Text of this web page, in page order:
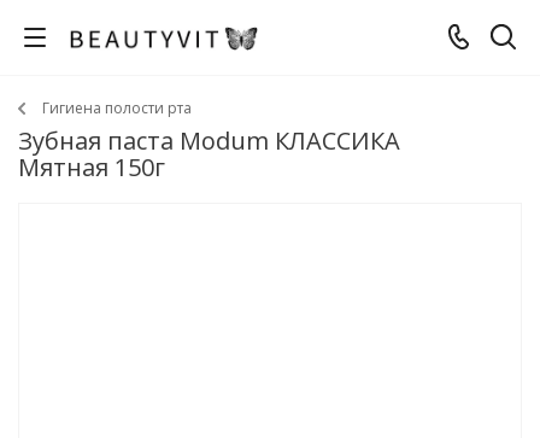
Гигиена полости рта
Зубная паста Modum КЛАССИКА
Мятная 150г